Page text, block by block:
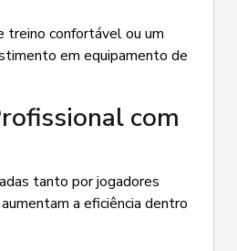
treino confortável ou um
em equipamento de
com
tanto por jogadores
a eficiência dentro